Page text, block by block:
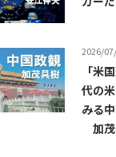
2026/
「米
代の
みる
加